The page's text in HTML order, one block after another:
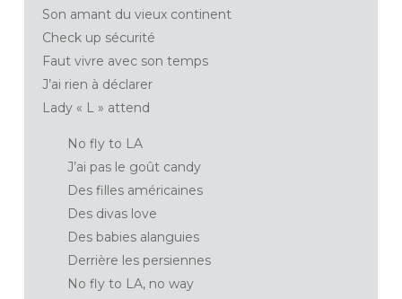
Son amant du vieux continent
Check up sécurité
Faut vivre avec son temps
J’ai rien à déclarer
Lady « L » attend
No fly to LA
J’ai pas le goût candy
Des filles américaines
Des divas love
Des babies alanguies
Derrière les persiennes
No fly to LA, no way